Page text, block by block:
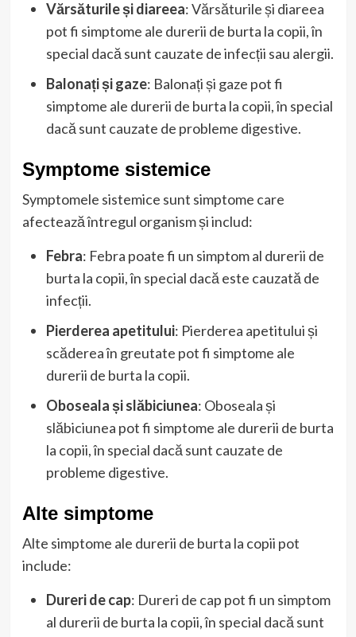
Vărsăturile și diareea: Vărsăturile și diareea
pot fi simptome ale durerii de burta la copii, în
special dacă sunt cauzate de infecții sau alergii.
Balonați și gaze: Balonați și gaze pot fi
simptome ale durerii de burta la copii, în special
dacă sunt cauzate de probleme digestive.
Symptome sistemice
Symptomele sistemice sunt simptome care
afectează întregul organism și includ:
Febra: Febra poate fi un simptom al durerii de
burta la copii, în special dacă este cauzată de
infecții.
Pierderea apetitului: Pierderea apetitului și
scăderea în greutate pot fi simptome ale
durerii de burta la copii.
Oboseala și slăbiciunea: Oboseala și
slăbiciunea pot fi simptome ale durerii de burta
la copii, în special dacă sunt cauzate de
probleme digestive.
Alte simptome
Alte simptome ale durerii de burta la copii pot
include:
Dureri de cap: Dureri de cap pot fi un simptom
al durerii de burta la copii, în special dacă sunt